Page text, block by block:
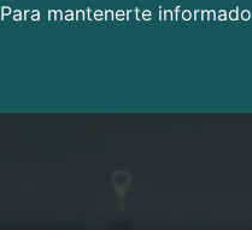
Para mantenerte informado